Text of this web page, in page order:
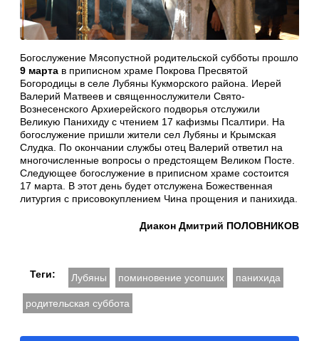
Богослужение Мясопустной родительской субботы прошло
9 марта в приписном храме Покрова Пресвятой
Богородицы в селе Лубяны Кукморского района. Иерей
Валерий Матвеев и священнослужители Свято-
Вознесенского Архиерейского подворья отслужили
Великую Панихиду с чтением 17 кафизмы Псалтири. На
богослужение пришли жители сел Лубяны и Крымская
Слудка. По окончании службы отец Валерий ответил на
многочисленные вопросы о предстоящем Великом Посте.
Следующее богослужение в приписном храме состоится
17 марта. В этот день будет отслужена Божественная
литургия с присовокуплением Чина прощения и панихида.
Диакон Дмитрий ПОЛОВНИКОВ
Теги: Лубяны поминовение усопших панихида
родительская суббота